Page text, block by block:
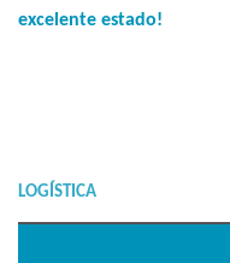
excelente estado!